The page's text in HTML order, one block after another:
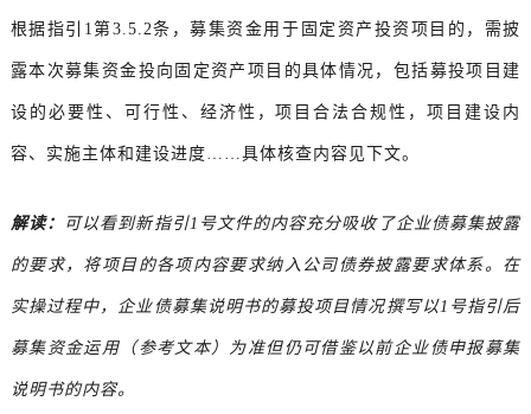
根据指引1第3.5.2条，募集资金用于固定资产投资项目的，需披
露本次募集资金投向固定资产项目的具体情况，包括募投项目建
设的必要性、可行性、经济性，项目合法合规性，项目建设内
容、实施主体和建设进度……具体核查内容见下文。
解读： 可以看到新指引1号文件的内容充分吸收了企业债募集披露
的要求，将项目的各项内容要求纳入公司债券披露要求体系。在
实操过程中，企业债募集说明书的募投项目情况撰写以1号指引后
募集资金运用（参考文本）为准但仍可借鉴以前企业债申报募集
说明书的内容。